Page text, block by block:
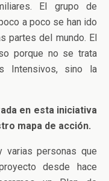
El grupo de
a poco se han ido
partes del mundo. El
porque no se trata
Intensivos, sino la
en esta iniciativa
mapa de acción.
varias personas que
desde hace